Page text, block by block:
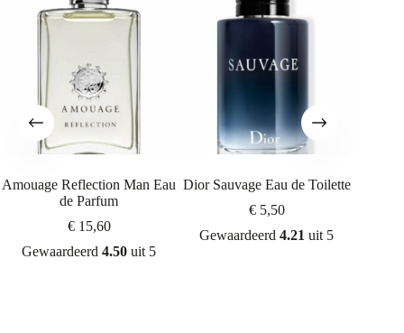
Amouage Reflection Man Eau
de Parfum
€15,60
Gewaardeerd4.50 uit 5
Dior Sauvage Eau de Toilette
€5,50
Gewaardeerd4.21 uit 5